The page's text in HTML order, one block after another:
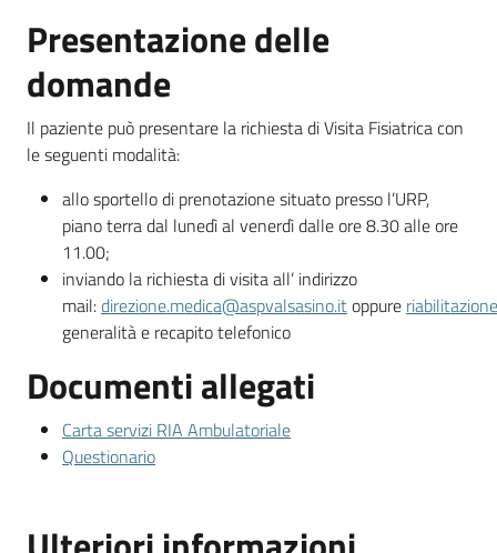
Presentazione delle
domande
Il paziente può presentare la richiesta di Visita Fisiatrica con
le seguenti modalità:
allo sportello di prenotazione situato presso l’URP,
piano terra dal lunedì al venerdì dalle ore 8.30 alle ore
11.00;
inviando la richiesta di visita all’ indirizzo
mail:direzione.medica@aspvalsasino.itoppure
generalità e recapito telefonico
Documenti allegati
Carta servizi RIA Ambulatoriale
Questionario